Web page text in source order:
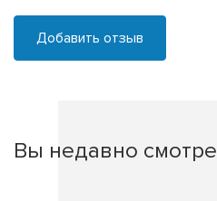
Добавить отзыв
Вы недавно